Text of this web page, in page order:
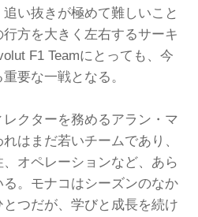
い抜きが極めて難しいこと
方を大きく左右するサーキ
F1 Teamにとっても、今
要な一戦となる。
クターを務めるアラン・マ
はまだ若いチームであり、
オペレーションなど、あら
。モナコはシーズンのなか
つだが、学びと成長を続け